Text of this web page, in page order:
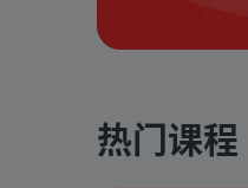
热门课程